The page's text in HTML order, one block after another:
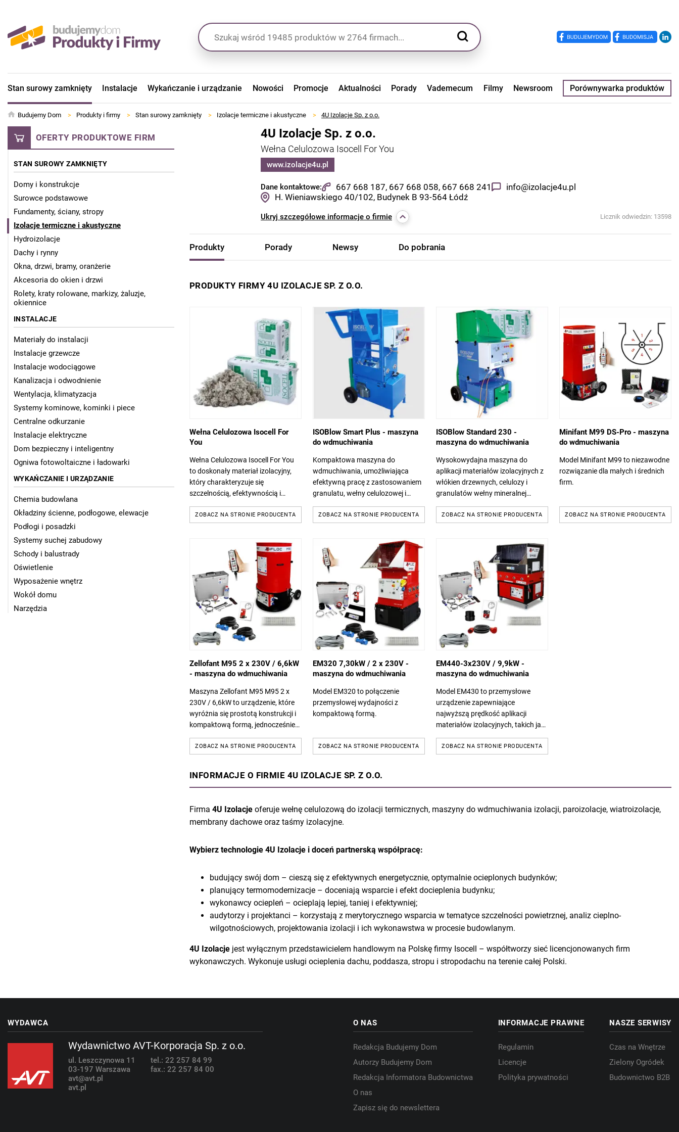
Stan surowy zamknięty Instalacje Wykańczanie i urządzanie Nowości Promocje Aktualności Porady Vademecum Filmy Newsroom Porównywarka produktów
Budujemy Dom > Produkty i firmy > Stan surowy zamknięty > Izolacje termiczne i akustyczne > 4U Izolacje Sp. z o.o.
OFERTY PRODUKTOWE FIRM
STAN SUROWY ZAMKNIĘTY
Domy i konstrukcje
Surowce podstawowe
Fundamenty, ściany, stropy
Izolacje termiczne i akustyczne
Hydroizolacje
Dachy i rynny
Okna, drzwi, bramy, oranżerie
Akcesoria do okien i drzwi
Rolety, kraty rolowane, markizy, żaluzje,
okiennice
INSTALACJE
Materiały do instalacji
Instalacje grzewcze
Instalacje wodociągowe
Kanalizacja i odwodnienie
Wentylacja, klimatyzacja
Systemy kominowe, kominki i piece
Centralne odkurzanie
Instalacje elektryczne
Dom bezpieczny i inteligentny
Ogniwa fotowoltaiczne i ładowarki
WYKAŃCZANIE I URZĄDZANIE
Chemia budowlana
Okładziny ścienne, podłogowe, elewacje
Podłogi i posadzki
Systemy suchej zabudowy
Schody i balustrady
Oświetlenie
Wyposażenie wnętrz
Wokół domu
Narzędzia
4U Izolacje Sp. z o.o.
Wełna Celulozowa Isocell For You
www.izolacje4u.pl
Dane kontaktowe: 667 668 187, 667 668 058, 667 668 241
info@izolacje4u.pl
H. Wieniawskiego 40/102, Budynek B 93-564 Łódź
Ukryj szczegółowe informacje o firmie Licznik odwiedzin: 13598
Produkty Porady Newsy Do pobrania
PRODUKTY FIRMY 4U IZOLACJE SP. Z O.O.
Wełna Celulozowa Isocell For
You
Wełna Celulozowa Isocell For You
to doskonały materiał izolacyjny,
który charakteryzuje się
szczelnością, efektywnością i
ZOBACZ NA STRONIE PRODUCENTA
ISOBlow Smart Plus - maszyna
do wdmuchiwania
Kompaktowa maszyna do
wdmuchiwania, umożliwiająca
efektywną pracę z zastosowaniem
granulatu, wełny celulozowej i
zarówno do prac na domkach
ZOBACZ NA STRONIE PRODUCENTA
ISOBlow Standard 230 -
maszyna do wdmuchiwania
Wysokowydajna maszyna do
aplikacji materiałów izolacyjnych z
włókien drzewnych, celulozy i
granulatów wełny mineralnej
narzędzie zarówno do prac na
ZOBACZ NA STRONIE PRODUCENTA
Minifant M99 DS-Pro - maszyna
do wdmuchiwania
Model Minifant M99 to niezawodne
rozwiązanie dla małych i średnich
firm.
ZOBACZ NA STRONIE PRODUCENTA
Zellofant M95 2 x 230V / 6,6kW
- maszyna do wdmuchiwania
Maszyna Zellofant M95 M95 2 x
230V / 6,6kW to urządzenie, które
wyróżnia się prostotą konstrukcji i
kompaktową formą, jednocześnie
wydajność wynoszącą niemal 1000
ZOBACZ NA STRONIE PRODUCENTA
EM320 7,30kW / 2 x 230V -
maszyna do wdmuchiwania
Model EM320 to połączenie
przemysłowej wydajności z
kompaktową formą.
ZOBACZ NA STRONIE PRODUCENTA
EM440-3x230V / 9,9kW -
maszyna do wdmuchiwania
Model EM430 to przemysłowe
urządzenie zapewniające
najwyższą prędkość aplikacji
materiałów izolacyjnych, takich jak
wdmuchiwania, celuloza, granulaty
ZOBACZ NA STRONIE PRODUCENTA
INFORMACJE O FIRMIE 4U IZOLACJE SP. Z O.O.
Firma 4U Izolacje oferuje wełnę celulozową do izolacji termicznych, maszyny do wdmuchiwania izolacji, paroizolacje, wiatroizolacje,
membrany dachowe oraz taśmy izolacyjne.
Wybierz technologie 4U Izolacje i doceń partnerską współpracę:
budujący swój dom – cieszą się z efektywnych energetycznie, optymalnie ocieplonych budynków;
planujący termomodernizacje – doceniają wsparcie i efekt docieplenia budynku;
wykonawcy ociepleń – ocieplają lepiej, taniej i efektywniej;
audytorzy i projektanci – korzystają z merytorycznego wsparcia w tematyce szczelności powietrznej, analiz cieplno-
wilgotnościowych, projektowania izolacji i ich wykonawstwa w procesie budowlanym.
4U Izolacje jest wyłącznym przedstawicielem handlowym na Polskę firmy Isocell – współtworzy sieć licencjonowanych firm
wykonawczych. Wykonuje usługi ocieplenia dachu, poddasza, stropu i stropodachu na terenie całej Polski.
WYDAWCA
Wydawnictwo AVT-Korporacja Sp. z o.o.
ul. Leszczynowa 11
03-197 Warszawa
tel.: 22 257 84 99
fax.: 22 257 84 00
avt@avt.pl
avt.pl
O NAS
Redakcja Budujemy Dom
Autorzy Budujemy Dom
Redakcja Informatora Budownictwa
O nas
Zapisz się do newslettera
INFORMACJE PRAWNE
Regulamin
Licencje
Polityka prywatności
NASZE SERWISY
Czas na Wnętrze
Zielony Ogródek
Budownictwo B2B